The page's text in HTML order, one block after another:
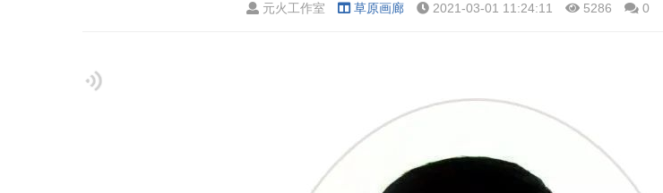
元火工作室 草原画廊 2021-03-01 11:24:11 5286 0